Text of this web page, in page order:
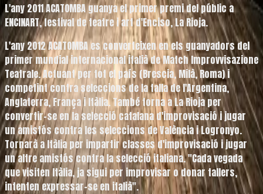
L'any 2011ACATOMBA guanya el primer premi del públic a
ENCINART, festival de teatre i art d'Enciso, La Rioja.
L'any2012ACATOMBA es converteixen en els guanyadors del
primer mundial internacional italià de Match Improvvisazione
Teatrale. Actuant per tot el país (Brescia, Milà, Roma) i
competint contra seleccions de la talla de l'Argentina,
Anglaterra, França i Itàlia. També torna a La Rioja per
convertir-se en la selecció catalana d'improvisació i jugar
un amistós contra les seleccions de València i Logronyo.
Tornarà a Itàlia per impartir classes d'improvisació i jugar
un altre amistós contra la selecció italiana. "Cada vegada
que visiten Itàlia, ja sigui per improvisar o donar tallers,
intenten expressar-se en italià".